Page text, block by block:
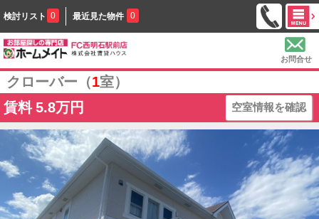
検討リスト 0 最近見た物件 0
お問合せ
クローバー（1室）
賃料 5.8万円 空室情報を確認